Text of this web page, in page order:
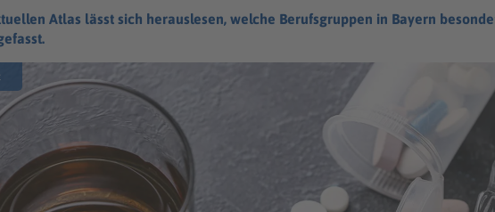
Atlas lässt sich herauslesen, welche Berufsgruppen in Bayern